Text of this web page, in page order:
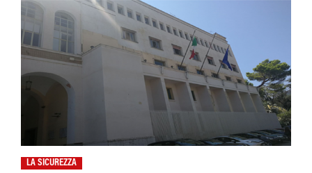
LA SICUREZZA